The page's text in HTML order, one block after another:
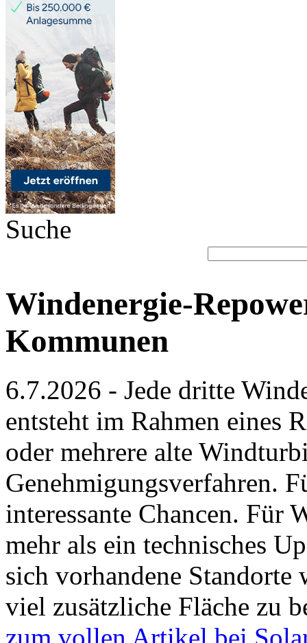
Suche
Windenergie-
Kommunen
6.7.2026 - Jede dritte
entsteht im Rahmen eines
oder mehrere alte
Genehmi­gungsverfahren.
interessante Chancen. Für
mehr als ein technisches
sich vorhandene Standorte
viel zusätzliche Fläche zu
zum vollen Artikel bei